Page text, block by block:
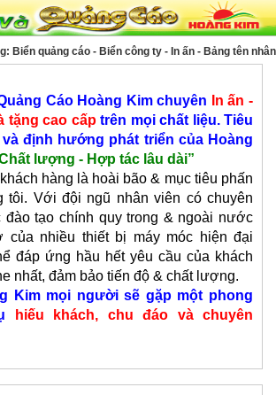
cáo - Biển công ty - In ấn - Bảng tên nhân
Cáo Hoàng Kim chuyên
In ấn -
tặng cao cấptrên mọi chất liệu. Tiêu
định hướng phát triển của Hoàng
lượng - Hợp tác lâu dài”
hàng là hoài bão & mục tiêu phấn
tôi. Với đội ngũ nhân viên có chuyên
đào tạo chính quy trong & ngoài nước
của nhiều thiết bị máy móc hiện đại
đáp ứng hầu hết yêu cầu của khách
nhất, đảm bảo tiến độ & chất lượng.
Kim mọi người sẽ gặp một phong
hiếu khách, chu đáo và chuyên